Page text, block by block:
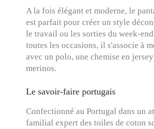
A la fois élégant et moderne, le
est parfait pour créer un style
le travail ou les sorties du week-
toutes les occasions, il s'associe à
avec un polo, une chemise en
merinos.
Le savoir-faire portugais
Confectionné au Portugal dans un
familial expert des toiles de coton